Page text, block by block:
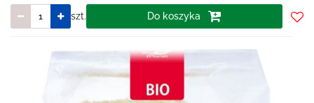
szt. Do koszyka